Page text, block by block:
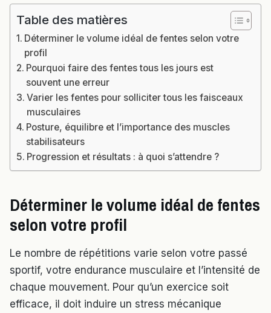
Table des matières
Déterminer le volume idéal de fentes selon votre
profil
Pourquoi faire des fentes tous les jours est
souvent une erreur
Varier les fentes pour solliciter tous les faisceaux
musculaires
Posture, équilibre et l’importance des muscles
stabilisateurs
Progression et résultats : à quoi s’attendre ?
Déterminer le volume idéal de fentes
selon votre profil
Le nombre de répétitions varie selon votre passé
sportif, votre endurance musculaire et l’intensité de
chaque mouvement. Pour qu’un exercice soit
efficace, il doit induire un stress mécanique